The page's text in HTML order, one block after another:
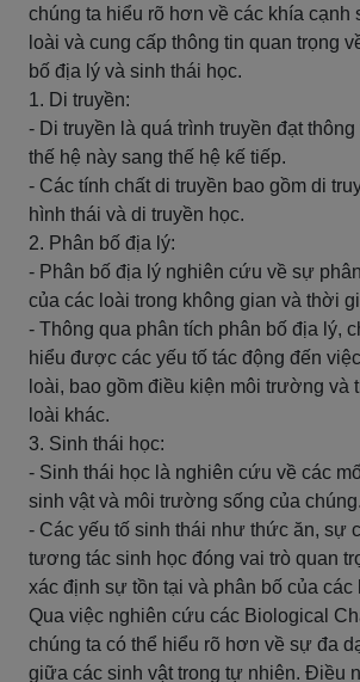
chúng ta hiểu rõ hơn về các khía cạnh
loài và cung cấp thông tin quan trọng
bố địa lý và sinh thái học.
1. Di truyền:
- Di truyền là quá trình truyền đạt
thế hệ này sang thế hệ kế tiếp.
- Các tính chất di truyền bao gồm di
hình thái và di truyền học.
2. Phân bố địa lý:
- Phân bố địa lý nghiên cứu về sự
của các loài trong không gian và thời
- Thông qua phân tích phân bố địa lý,
hiểu được các yếu tố tác động đến
loài, bao gồm điều kiện môi trường và
loài khác.
3. Sinh thái học:
- Sinh thái học là nghiên cứu về các
sinh vật và môi trường sống của chúng.
- Các yếu tố sinh thái như thức ăn, sự
tương tác sinh học đóng vai trò quan
xác định sự tồn tại và phân bố của các
Qua việc nghiên cứu các Biological
chúng ta có thể hiểu rõ hơn về sự đa
giữa các sinh vật trong tự nhiên. Điều